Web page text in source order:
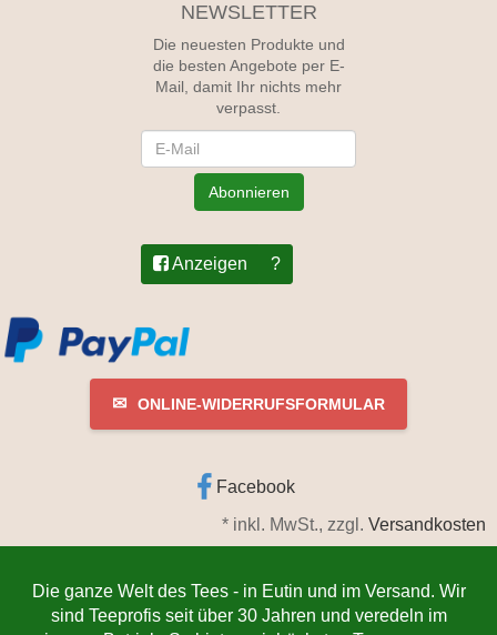
NEWSLETTER
Die neuesten Produkte und
die besten Angebote per E-
Mail, damit Ihr nichts mehr
verpasst.
Abonnieren
Anzeigen ?
✉ ONLINE-WIDERRUFSFORMULAR
Facebook
* inkl. MwSt., zzgl. Versandkosten
Die ganze Welt des Tees - in Eutin und im Versand. Wir
sind Teeprofis seit über 30 Jahren und veredeln im